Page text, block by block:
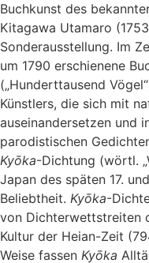
Buchkunst des
Kitagawa Utamaro
Sonderausstellung. Im
um 1790 erschienene
(„Hunderttausend
Künstlers, die sich mit
auseinandersetzen und
parodistischen
Kyōka-Dichtung (wörtl.
Japan des späten 17.
Beliebtheit. Kyōka-
von Dichterwettstreiten
Kultur der Heian-Zeit
Weise fassen Kyōka